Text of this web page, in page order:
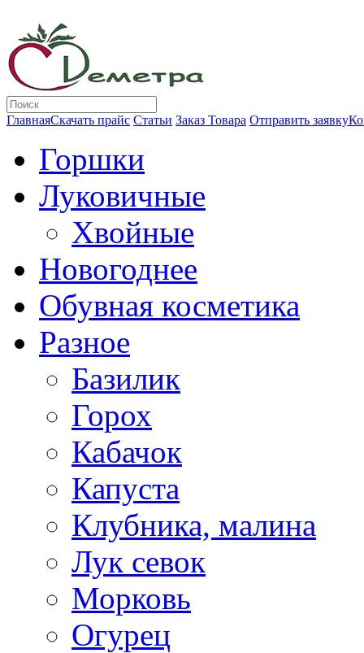
ГлавнаяСкачать прайс Статьи Заказ Товара Отправить заявку
Горшки
Луковичные
Хвойные
Новогоднее
Обувная косметика
Разное
Базилик
Горох
Кабачок
Капуста
Клубника, малина
Лук севок
Морковь
Огурец